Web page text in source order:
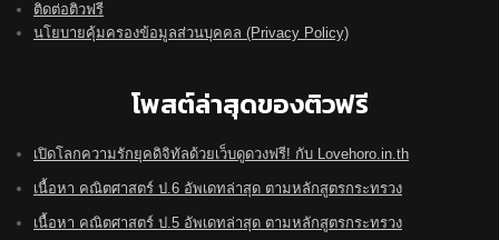
ติดต่อติวฟรี
นโยบายคุ้มครองข้อมูลส่วนบุคคล (Privacy Policy)
โพสต์ล่าสุดของติวฟรี
เปิดโลกความรักยุคดิจิทัลด้วยเว็บดูดวงฟรี! กับ Lovehoro.in.th
เนื้อหา คณิตศาสตร์ ป.6 อัพเดทล่าสุด ตามหลักสูตรกระทรวง
เนื้อหา คณิตศาสตร์ ป.5 อัพเดทล่าสุด ตามหลักสูตรกระทรวง